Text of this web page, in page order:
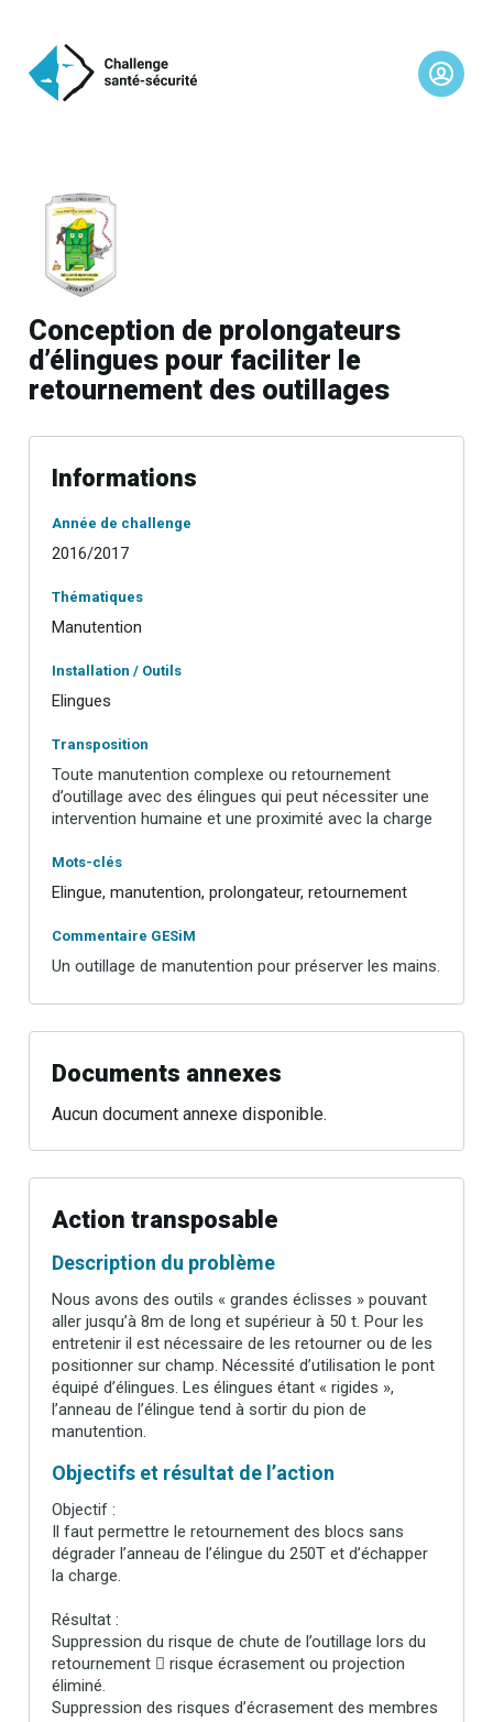
Conception de prolongateurs
d’élingues pour faciliter le
retournement des outillages
Informations
Année de challenge
2016/2017
Thématiques
Manutention
Installation / Outils
Elingues
Transposition
Toute manutention complexe ou retournement
d’outillage avec des élingues qui peut nécessiter une
intervention humaine et une proximité avec la charge
Mots-clés
Elingue, manutention, prolongateur, retournement
Commentaire GESiM
Un outillage de manutention pour préserver les mains.
Documents annexes
Aucun document annexe disponible.
Action transposable
Description du problème
Nous avons des outils « grandes éclisses » pouvant
aller jusqu’à 8m de long et supérieur à 50 t. Pour les
entretenir il est nécessaire de les retourner ou de les
positionner sur champ. Nécessité d’utilisation le pont
équipé d’élingues. Les élingues étant « rigides »,
l’anneau de l’élingue tend à sortir du pion de
manutention.
Objectifs et résultat de l’action
Objectif :
Il faut permettre le retournement des blocs sans
dégrader l’anneau de l’élingue du 250T et d’échapper
la charge.
Résultat :
Suppression du risque de chute de l’outillage lors du
retournement  risque écrasement ou projection
éliminé.
Suppression des risques d’écrasement des membres